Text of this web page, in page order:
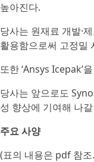
높아진다.
당사는 원재료 개발·
활용함으로써 고정밀
또한 ‘Ansys Icepak’
당사는 앞으로도
성 향상에 기여해 나
주요 사양
(표의 내용은 pdf 참